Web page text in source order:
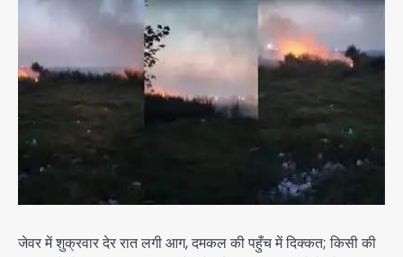
जेवर में शुक्रवार देर रात लगी आग, दमकल की पहुँच में दिक्कत; किसी की